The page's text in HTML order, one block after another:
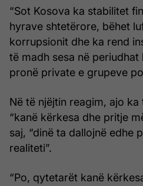
“Sot Kosova ka stabilitet
hyrave shtetërore, bëhet
korrupsionit dhe ka rend
të madh sesa në
pronë private e grupeve
Në të njëjtin reagim, ajo
“kanë kërkesa dhe pritje
saj, “dinë ta dallojnë edhe
realiteti”.
“Po, qytetarët kanë